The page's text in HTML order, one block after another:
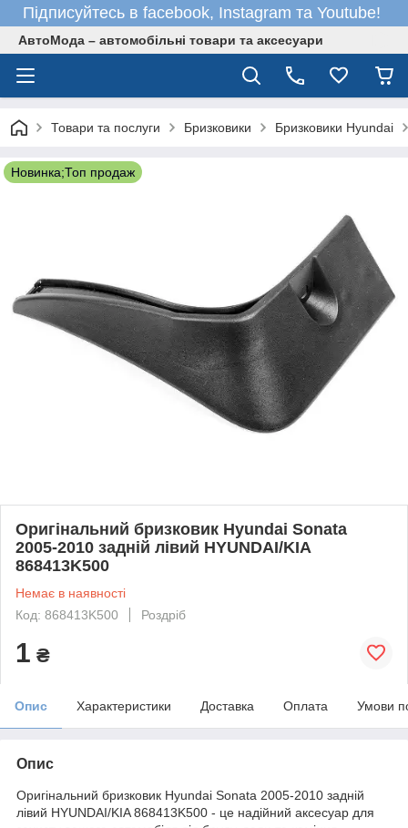
Підписуйтесь в facebook, Instagram та Youtube!
АвтоМода – автомобільні товари та аксесуари
Товари та послуги Бризковики Бризковики Hyundai
Новинка;Топ продаж
Оригінальний бризковик Hyundai Sonata
2005-2010 задній лівий HYUNDAI/KIA
868413K500
Немає в наявності
Код: 868413K500
Роздріб
1 ₴
Опис Характеристики Доставка Оплата Умови
Опис
Оригінальний бризковик Hyundai Sonata 2005-2010 задній
лівий HYUNDAI/KIA 868413K500 - це надійний аксесуар для